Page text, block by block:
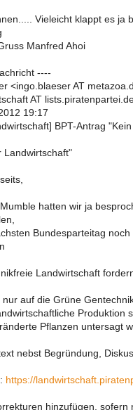
Vieleicht klappt es ja
Manfred Ahoi
----
<ingo.blaeser AT
AT
19:17
BPT-Antrag
Landwirtschaft"
hatten wir ja
Bundesparteitag noch
Landwirtschaft
auf die Grüne
Produktion
Pflanzen untersagt
nebst Begründung,
https://
hinzufügen, sofern